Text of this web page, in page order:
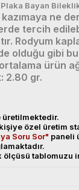
Bayan
ne
tercih
Rodyum
gibi
ürün
2.80 gr.
üretilmektedir.
özel üretim
Soru Sor" paneli
ölçüsü